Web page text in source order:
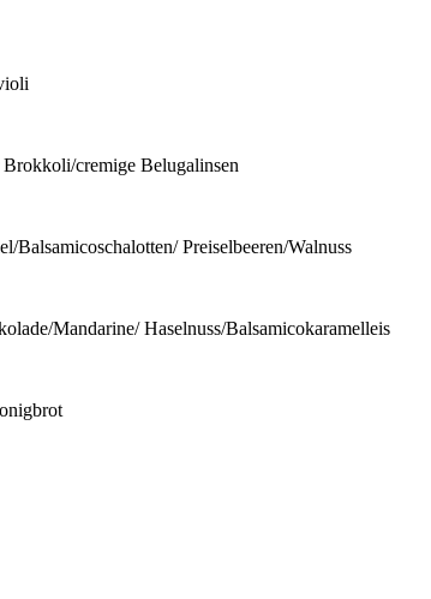
cremige Belugalinsen
Balsamicoschalotten/ Preiselbeeren/Walnuss
Mandarine/ Haselnuss/Balsamicokaramelleis